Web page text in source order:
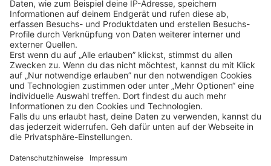
Klickehier, um alle offenen Jobs zu sehen.
Impressum Datenschutz
Privatsphäre-Einstellungen
FAQ
Veranstaltungen
Sitemap